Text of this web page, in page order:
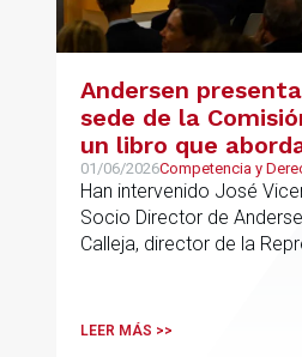
Andersen
sede de la
un libro que
de soberanía y la
del Derecho de la
constituciones
01/06/2026Competencia y
Han intervenido José
Socio Director de
Calleja, director de la
jurídico y académico
LEER MÁS >>